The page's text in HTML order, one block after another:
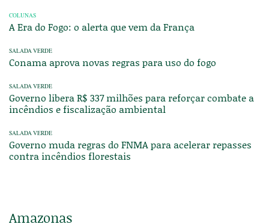
COLUNAS
A Era do Fogo: o alerta que vem da França
SALADA VERDE
Conama aprova novas regras para uso do fogo
SALADA VERDE
Governo libera R$ 337 milhões para reforçar combate a
incêndios e fiscalização ambiental
SALADA VERDE
Governo muda regras do FNMA para acelerar repasses
contra incêndios florestais
Amazonas